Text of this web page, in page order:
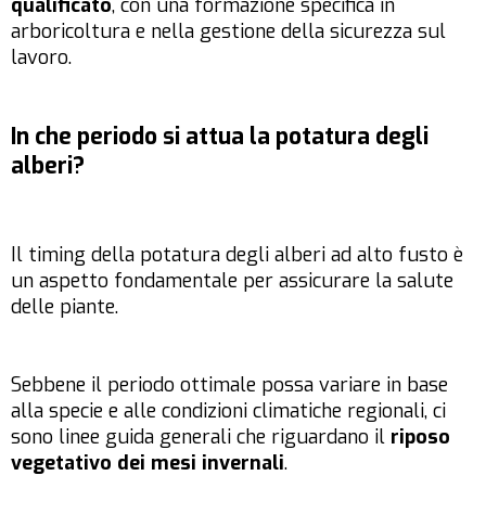
qualificato, con una formazione specifica in
arboricoltura e nella gestione della sicurezza sul
lavoro.
In che periodo si attua la potatura degli
alberi?
Il timing della potatura degli alberi ad alto fusto è
un aspetto fondamentale per assicurare la salute
delle piante.
Sebbene il periodo ottimale possa variare in base
alla specie e alle condizioni climatiche regionali, ci
sono linee guida generali che riguardano il riposo
vegetativo dei mesi invernali.